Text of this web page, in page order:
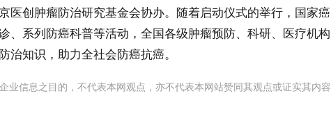
医创肿瘤防治研究基金会协办。随着启动仪式的举行，国家癌
、系列防癌科普等活动，全国各级肿瘤预防、科研、医疗机构
治知识，助力全社会防癌抗癌。
业信息之目的，不代表本网观点，亦不代表本网站赞同其观点或证实其内容